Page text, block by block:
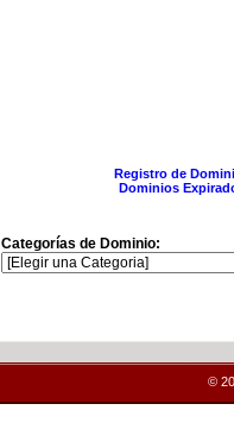
Registro de
Dominios
Categorías de Dominio:
©